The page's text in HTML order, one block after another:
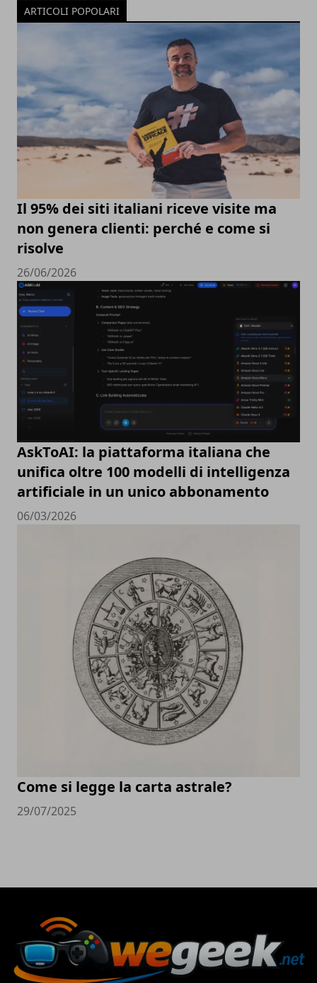
ARTICOLI POPOLARI
Il 95% dei siti italiani riceve visite ma
non genera clienti: perché e come si
risolve
26/06/2026
AskToAI: la piattaforma italiana che
unifica oltre 100 modelli di intelligenza
artificiale in un unico abbonamento
06/03/2026
Come si legge la carta astrale?
29/07/2025